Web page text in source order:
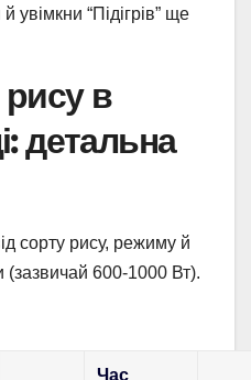
увімкни “Підігрів” ще
рису в
детальна
сорту рису, режиму й
(зазвичай 600-1000 Вт).
Час